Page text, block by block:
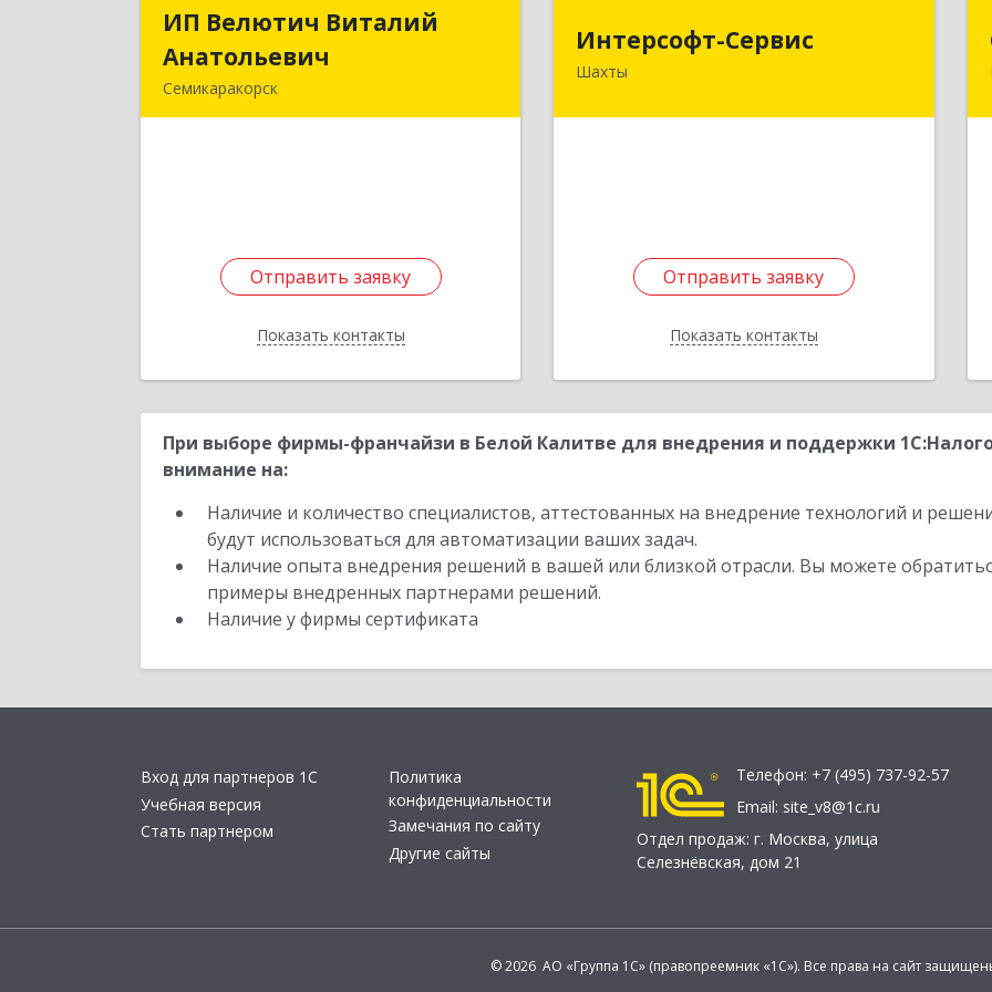
ИП Велютич Виталий
Анатольевич
Семикаракорск
Отправить заявку
Показать контакты
ИП Велютич Виталий
Отправить заявку
Назад
Интерсофт-Сервис
Шахты
Отправить заявку
Показать контакты
Интерсофт-Сервис
346480, Ростовская обл, Шахты г,
Отправить заявку
Назад
При выборе фирмы-франчайзи в Белой Калитве для внедрения и поддержки
внимание на:
Наличие и количество специалистов, аттестованных на внедрение технологий и
будут использоваться для автоматизации ваших задач.
Наличие опыта внедрения решений в вашей или близкой отрасли. Вы можете
примеры внедренных партнерами решений.
Наличие у фирмы сертификата
Вход для партнеров 1С
Учебная версия
Стать партнером
Политика
конфиденциальности
Замечания по сайту
Другие сайты
Телефон: +7 (495) 737-92-57
Email: site_v8@1c.ru
Отдел продаж: г. Москва, улица
Селезнёвская, дом 21
© 2026 АО «Группа 1С» (правопреемник «1С»). Все права на сайт